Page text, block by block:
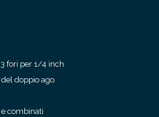
fori per 1/4 inch
del doppio ago
e combinati